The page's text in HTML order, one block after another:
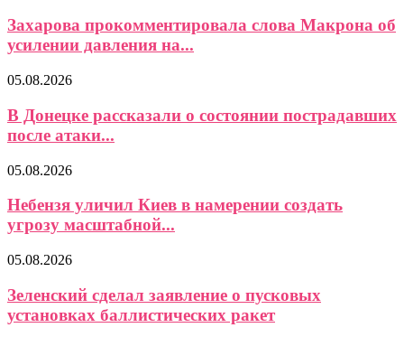
Захарова прокомментировала слова Макрона об
усилении давления на...
05.08.2026
В Донецке рассказали о состоянии пострадавших
после атаки...
05.08.2026
Небензя уличил Киев в намерении создать
угрозу масштабной...
05.08.2026
Зеленский сделал заявление о пусковых
установках баллистических ракет